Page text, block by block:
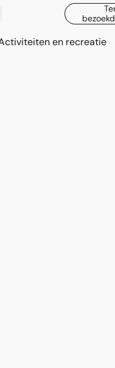
en recreatie